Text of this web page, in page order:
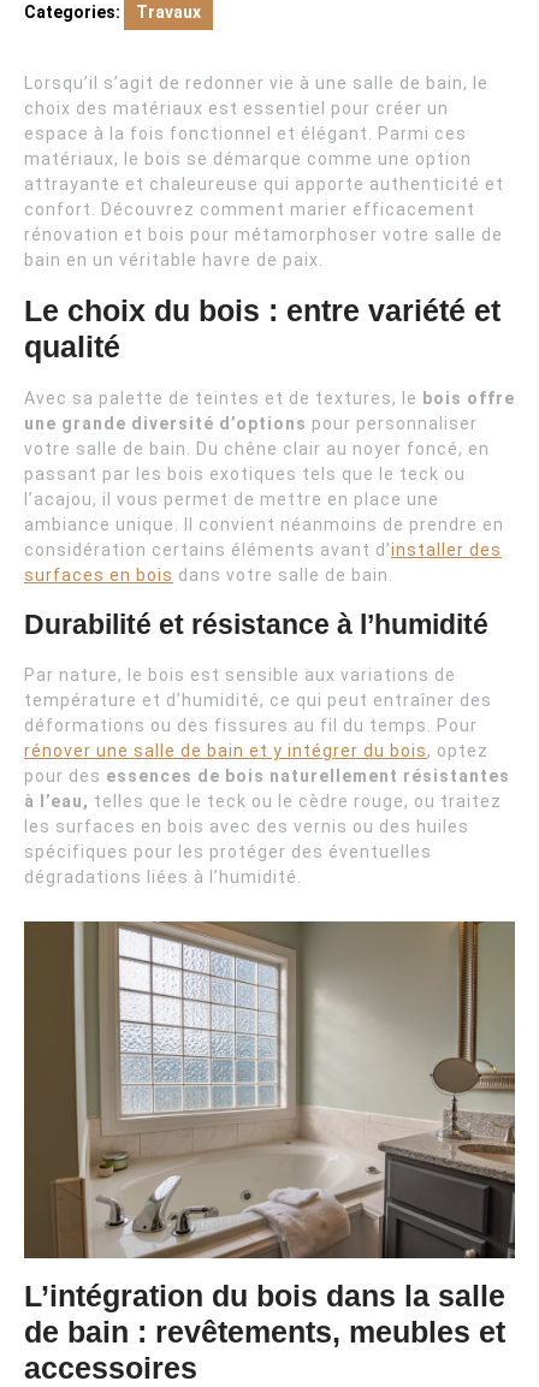
Categories: Travaux
Lorsqu’il s’agit de redonner vie à une salle de bain, le
choix des matériaux est essentiel pour créer un
espace à la fois fonctionnel et élégant. Parmi ces
matériaux, le bois se démarque comme une option
attrayante et chaleureuse qui apporte authenticité et
confort. Découvrez comment marier efficacement
rénovation et bois pour métamorphoser votre salle de
bain en un véritable havre de paix.
Le choix du bois : entre variété et
qualité
Avec sa palette de teintes et de textures, le bois offre
une grande diversité d’options pour personnaliser
votre salle de bain. Du chêne clair au noyer foncé, en
passant par les bois exotiques tels que le teck ou
l’acajou, il vous permet de mettre en place une
ambiance unique. Il convient néanmoins de prendre en
considération certains éléments avant d’installer des
surfaces en bois dans votre salle de bain.
Durabilité et résistance à l’humidité
Par nature, le bois est sensible aux variations de
température et d’humidité, ce qui peut entraîner des
déformations ou des fissures au fil du temps. Pour
rénover une salle de bain et y intégrer du bois, optez
pour des essences de bois naturellement résistantes
à l’eau, telles que le teck ou le cèdre rouge, ou traitez
les surfaces en bois avec des vernis ou des huiles
spécifiques pour les protéger des éventuelles
dégradations liées à l’humidité.
L’intégration du bois dans la salle
de bain : revêtements, meubles et
accessoires